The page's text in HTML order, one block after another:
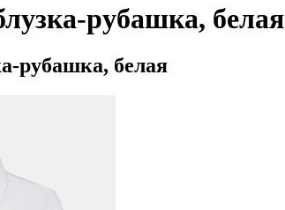
рубашка, белая
рубашка, белая